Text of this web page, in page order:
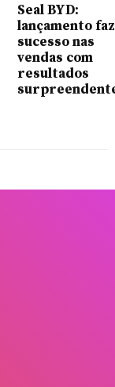
Seal BYD:
lançamento faz
sucesso nas
vendas com
resultados